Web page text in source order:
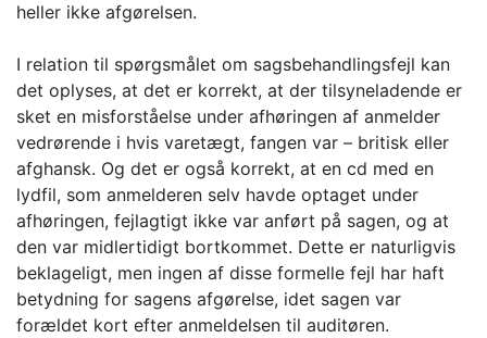
heller ikke afgørelsen.
I relation til spørgsmålet om sagsbehandlingsfejl kan
det oplyses, at det er korrekt, at der tilsyneladende er
sket en misforståelse under afhøringen af anmelder
vedrørende i hvis varetægt, fangen var – britisk eller
afghansk. Og det er også korrekt, at en cd med en
lydfil, som anmelderen selv havde optaget under
afhøringen, fejlagtigt ikke var anført på sagen, og at
den var midlertidigt bortkommet. Dette er naturligvis
beklageligt, men ingen af disse formelle fejl har haft
betydning for sagens afgørelse, idet sagen var
forældet kort efter anmeldelsen til auditøren.